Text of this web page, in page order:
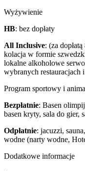
Wyżywienie
HB: bez dopłaty
All Inclusive: (za
kolacja w formie
lokalne alkoholowe
wybranych restauracjach
Program sportowy i
Bezpłatnie: Basen
basen kryty, sala do gier,
Odpłatnie: jacuzzi,
wodne (narty wodne,
Dodatkowe informacje